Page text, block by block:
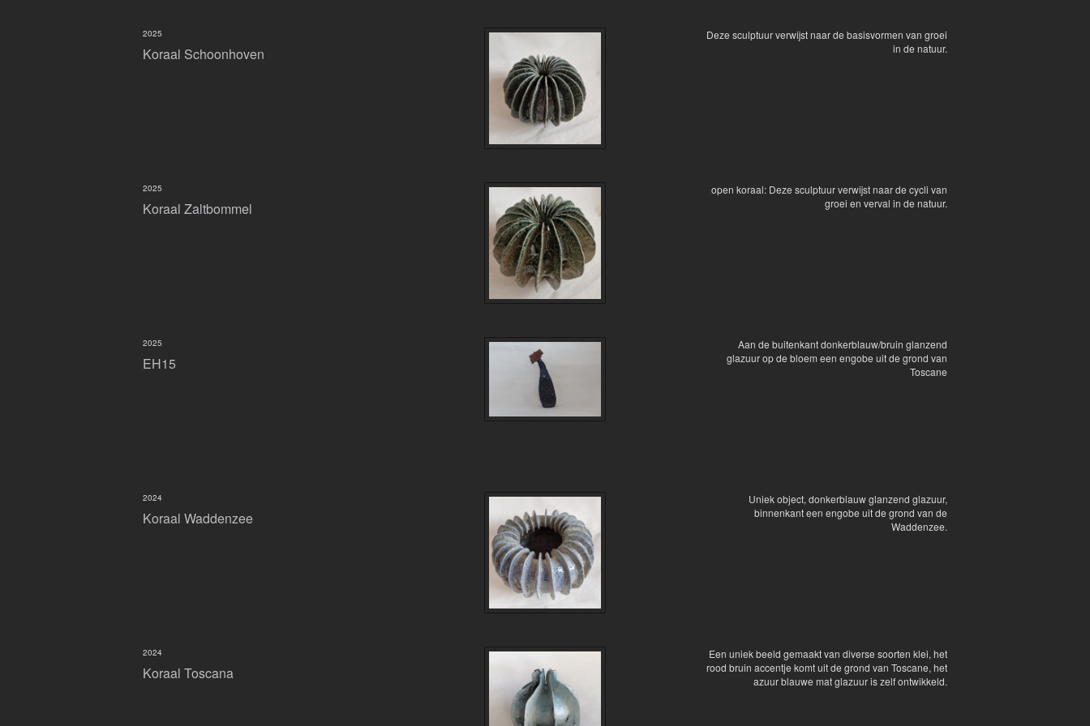
Koraal Schoonhoven
2025
Deze sculptuur verwijst naar de basisvormen van groei
in de natuur.
Koraal Zaltbommel
2025
open koraal: Deze sculptuur verwijst naar de cycli van
groei en verval in de natuur.
EH15
2025
Aan de buitenkant donkerblauw/bruin glanzend
glazuur op de bloem een engobe uit de grond van
Toscane
Koraal Waddenzee
2024
Uniek object, donkerblauw glanzend glazuur,
binnenkant een engobe uit de grond van de
Waddenzee.
Koraal Toscana
2024
Een uniek beeld gemaakt van diverse soorten klei, het
rood bruin accentje komt uit de grond van Toscane, het
azuur blauwe mat glazuur is zelf ontwikkeld.